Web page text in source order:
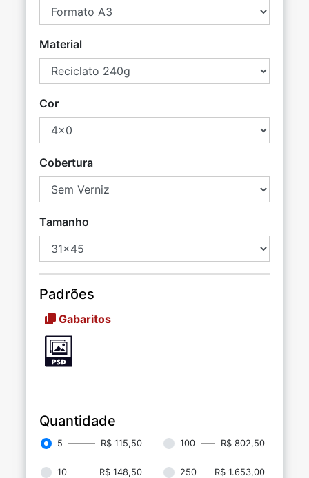
Material
Cor
Cobertura
Tamanho
Padrões
Gabaritos
Quantidade
5 R$ 115,50 100 R$ 802,50
10 R$ 148,50 250 R$ 1.653,00